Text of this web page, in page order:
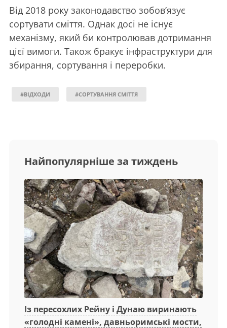
Від 2018 року законодавство зобов’язує
сортувати сміття. Однак досі не існує
механізму, який би контролював дотримання
цієї вимоги. Також бракує інфраструктури для
збирання, сортування і переробки.
#ВІДХОДИ #СОРТУВАННЯ СМІТТЯ
Найпопулярніше за тиждень
Із пересохлих Рейну і Дунаю виринають
«голодні камені», давньоримські мости,